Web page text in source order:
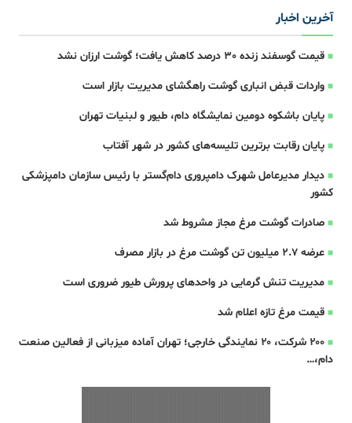
آخرین اخبار
قیمت گوسفند زنده 30 درصد کاهش یافت؛ گوشت ارزان نشد
واردات قبض‌ انباری گوشت راهگشای مدیریت بازار است
پایان باشکوه دومین نمایشگاه دام، طیور و لبنیات تهران
پایان رقابت برترین تلیسه‌های کشور در شهر آفتاب
دیدار مدیرعامل شهرک دامپروری دام‌گستر با رئیس سازمان دامپزشکی
کشور
صادرات گوشت مرغ مجاز مشروط شد
عرضه ۲.۷ میلیون تن گوشت مرغ در بازار مصرف
مدیریت تنش گرمایی در واحدهای پرورش طیور ضروری است
قیمت مرغ تازه اعلام شد
۲۰۰ شرکت، ۲۰ نمایندگی خارجی؛ تهران آماده میزبانی از فعالین صنعت
دام،…